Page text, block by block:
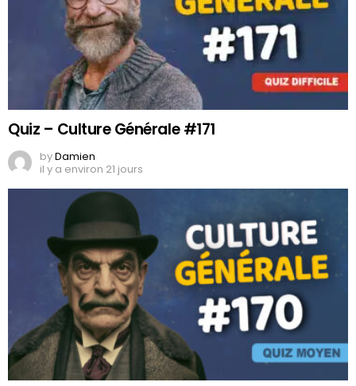
Quiz – Culture Générale #171
byDamien
il y a environ 21 jours